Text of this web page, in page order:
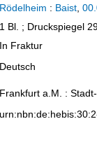
Rödelheim : Baist
1 Bl. ; Druckspiegel
In Fraktur
Deutsch
Frankfurt a.M. :